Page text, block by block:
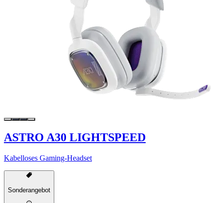
ASTRO A30 LIGHTSPEED
Kabelloses Gaming-Headset
Sonderangebot